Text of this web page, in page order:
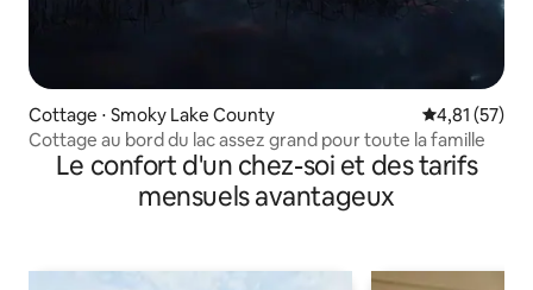
Cottage ⋅ Smoky Lake County Évaluation
4,81 (57)
Cottage au bord du lac assez grand pour toute la famille
Le confort d'un chez-soi et des tarifs
mensuels avantageux